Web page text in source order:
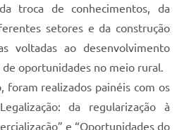
troca de conhecimentos, da
setores e da construção
voltadas ao desenvolvimento
oportunidades no meio rural.
foram realizados painéis com os
da regularização à
e “Oportunidades do